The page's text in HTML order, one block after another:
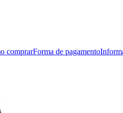
comprarForma de pagamento